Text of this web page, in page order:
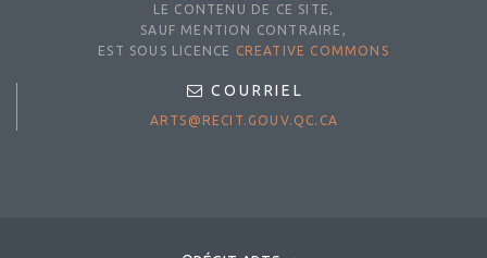
LE CONTENU DE CE SITE,
SAUF MENTION CONTRAIRE,
EST SOUS LICENCE
CREATIVE COMMONS
COURRIEL
ARTS@RECIT.GOUV.QC.CA